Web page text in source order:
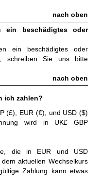
nach oben
ein beschädigtes oder
ein beschädigtes oder
schreiben Sie uns bitte
nach oben
ich zahlen?
(£), EUR (€), und USD ($)
wird in UK£ GBP
die in EUR und USD
aktuellen Wechselkurs
Zahlung kann etwas